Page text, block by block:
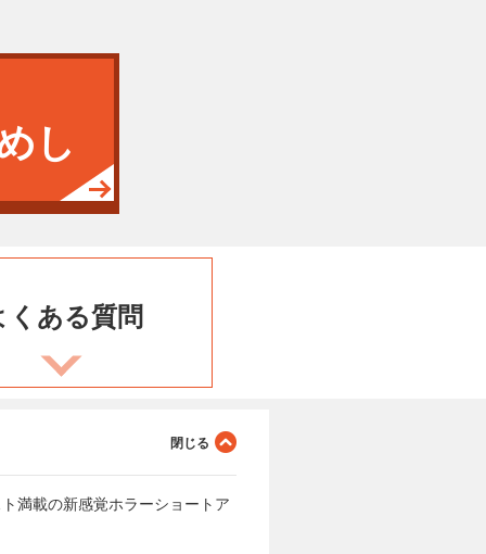
し
くある質問
満載の新感覚ホラーショートア